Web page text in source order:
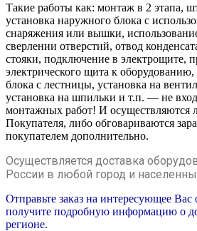
Такие работы как: монтаж в 2 этапа,
установка наружного блока с
снаряжения или вышки,
сверлении отверстий, отвод
стояки, подключение в электрощите,
электрического щита к
блока с лестницы, установка на
установка на шпильки и т.п. — не
монтажных работ! И осуществляются
Покупателя, либо обговариваются
покупателем дополнительно.
Осуществляется доставка
России в любой город и
Отправьте заказ на интересующее Вас
получите подробную информацию о
регионе.